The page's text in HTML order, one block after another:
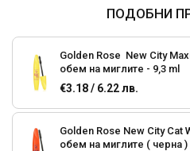
ПОДОБНИ
Golden Rose New City Maxim Eyes mascara Спирала за
обем на миглите - 9,3 ml
€3.18 / 6.22 лв.
Golden Rose New City Cat Walk mascara Спирала за